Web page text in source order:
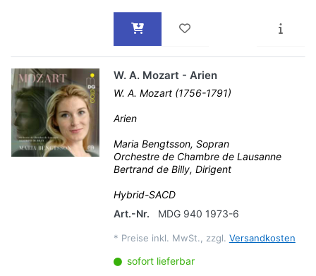
W. A. Mozart - Arien
W. A. Mozart (1756-1791)
Arien
Maria Bengtsson, Sopran
Orchestre de Chambre de Lausanne
Bertrand de Billy, Dirigent
Hybrid-SACD
Art.-Nr.
MDG 940 1973-6
* Preise inkl. MwSt., zzgl. Versandkosten
sofort lieferbar